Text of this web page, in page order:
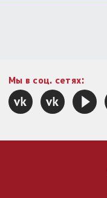
Мы в соц. сетях: